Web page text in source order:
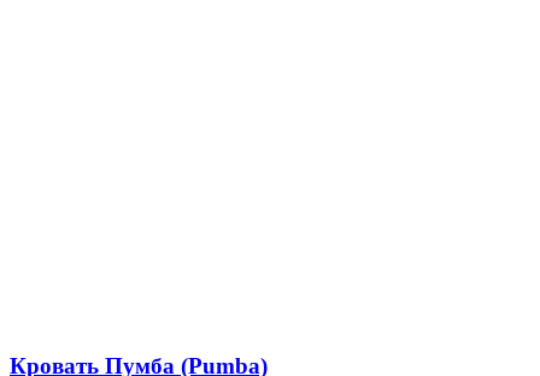
Кровать Пумба (Pumba)